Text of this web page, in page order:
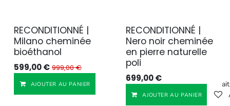
Reconditionné
RECONDITIONNÉ |
Milano cheminée
bioéthanol
599,00€ 999,00€
AJOUTER AU PANIER Ajouter à la liste de
Reconditionné
RECONDITIONNÉ |
Nero noir cheminée
en pierre naturelle
poli
699,00€
AJOUTER AU PANIER